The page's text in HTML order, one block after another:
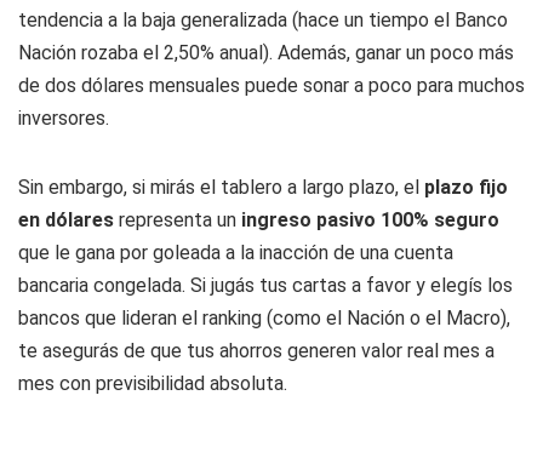
tendencia a la baja generalizada (hace un tiempo el Banco
Nación rozaba el 2,50% anual). Además, ganar un poco más
de dos dólares mensuales puede sonar a poco para muchos
inversores.
Sin embargo, si mirás el tablero a largo plazo, el plazo fijo
en dólares representa un ingreso pasivo 100% seguro
que le gana por goleada a la inacción de una cuenta
bancaria congelada. Si jugás tus cartas a favor y elegís los
bancos que lideran el ranking (como el Nación o el Macro),
te asegurás de que tus ahorros generen valor real mes a
mes con previsibilidad absoluta.